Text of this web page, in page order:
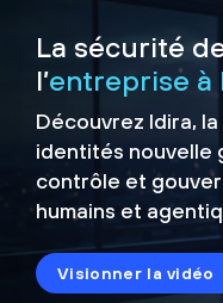
La sécurité
l’entreprise à
Découvrez Idira,
identités nouvelle
contrôle et
humains et
Visionner la vidéo